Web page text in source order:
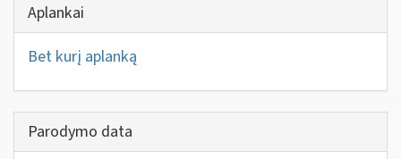
Aplankai
Bet kurį aplanką
Parodymo data